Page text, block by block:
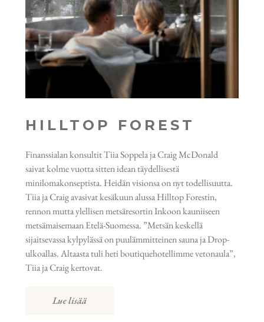
HILLTOP FOREST
Finanssialan konsultit Tiia Soppela ja Craig McDonald
saivat kolme vuotta sitten idean täydellisestä
minilomakonseptista. Heidän visionsa on nyt todellisuutta.
Tiia ja Craig avasivat kesäkuun alussa Hilltop Forestin,
rennon mutta ylellisen metsäresortin Inkoon kauniiseen
metsämaisemaan Etelä-Suomessa. ”Metsän keskellä
sijaitsevassa kylpylässä on puulämmitteinen sauna ja Drop-
ulkoallas. Altaasta tuli heti boutiquehotellimme vetonaula”,
Tiia ja Craig kertovat.
Lue lisää